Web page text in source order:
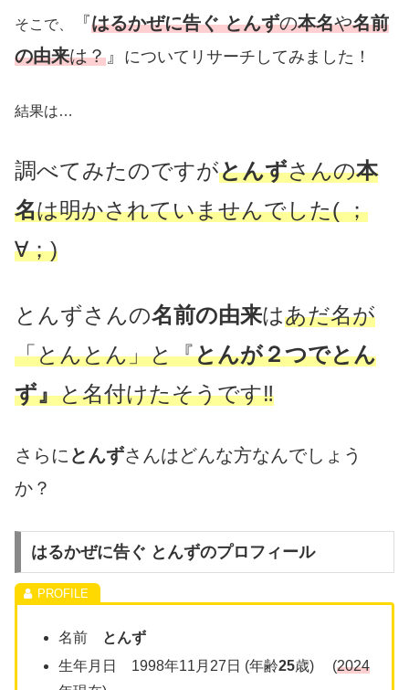
そこで、 『はるかぜに告ぐ とんずの本名や名前
の由来は？ 』 についてリサーチしてみました！
結果は…
調べてみたのですがとんずさんの本
名は明かされていませんでした( ；
∀；)
とんずさんの名前の由来はあだ名が
「とんとん」と『とんが２つでとん
ず』と名付けたそうです‼
さらに とんずさんはどんな方なんでしょう
か？
はるかぜに告ぐ とんずのプロフィール
名前
とんず
生年月日 1998年11月27日 (年齢25歳) (2024